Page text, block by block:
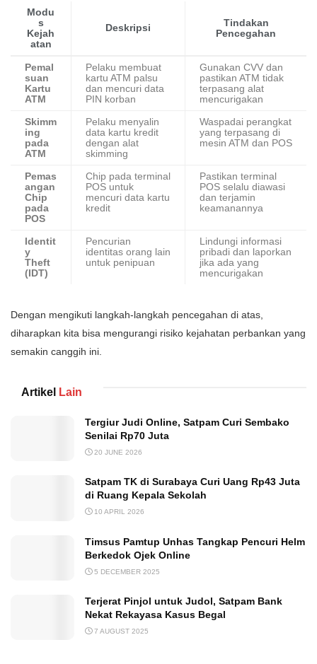
Modu
s
Kejah
atan
Deskripsi
Tindakan
Pencegahan
Pemal
suan
Kartu
ATM
Pelaku membuat
kartu ATM palsu
dan mencuri data
PIN korban
Gunakan CVV dan
pastikan ATM tidak
terpasang alat
mencurigakan
Skimm
ing
pada
ATM
Pelaku menyalin
data kartu kredit
dengan alat
skimming
Waspadai perangkat
yang terpasang di
mesin ATM dan POS
Pemas
angan
Chip
pada
POS
Chip pada terminal
POS untuk
mencuri data kartu
kredit
Pastikan terminal
POS selalu diawasi
dan terjamin
keamanannya
Identit
y
Theft
(IDT)
Pencurian
identitas orang lain
untuk penipuan
Lindungi informasi
pribadi dan laporkan
jika ada yang
mencurigakan
Dengan mengikuti langkah-langkah pencegahan di atas,
diharapkan kita bisa mengurangi risiko kejahatan perbankan yang
semakin canggih ini.
Artikel Lain
Tergiur Judi Online, Satpam Curi Sembako
Senilai Rp70 Juta
20 JUNE 2026
Satpam TK di Surabaya Curi Uang Rp43 Juta
di Ruang Kepala Sekolah
10 APRIL 2026
Timsus Pamtup Unhas Tangkap Pencuri Helm
Berkedok Ojek Online
5 DECEMBER 2025
Terjerat Pinjol untuk Judol, Satpam Bank
Nekat Rekayasa Kasus Begal
7 AUGUST 2025